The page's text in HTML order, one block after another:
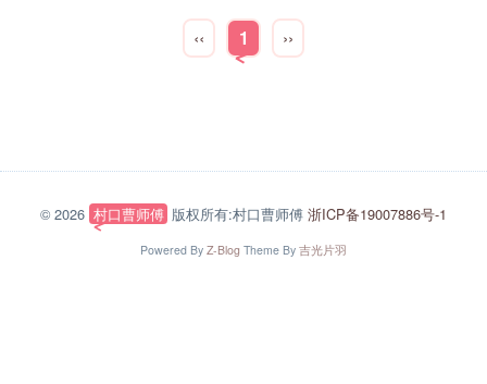
‹‹ 1 ››
© 2026 村口曹师傅 版权所有:村口曹师傅浙ICP备19007886号-1
Powered By Z-Blog Theme By 吉光片羽